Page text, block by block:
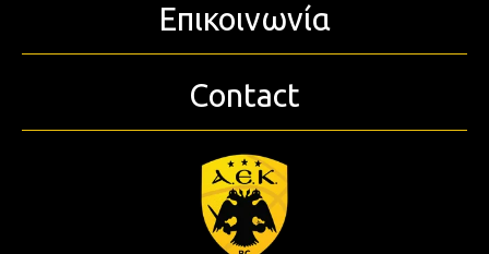
Επικοινωνία
Contact